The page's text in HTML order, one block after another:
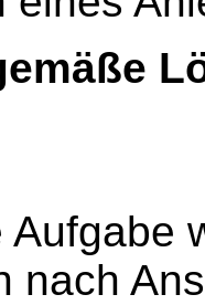
Aufgabe
nach